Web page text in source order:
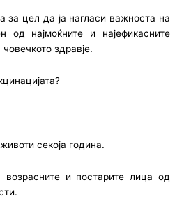
за цел да ја нагласи важноста на
од најмоќните и најефикасните
здравје.
секоја година.
возрасните и постарите лица од